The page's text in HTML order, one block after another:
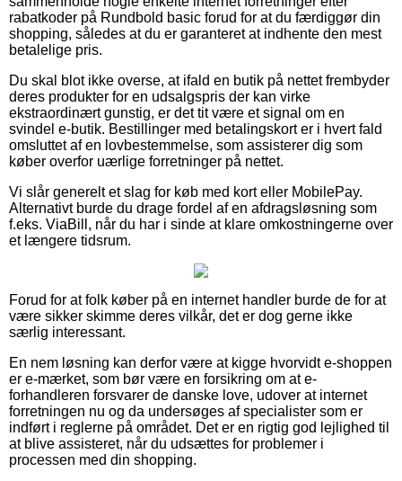
rabatkoder på Rundbold basic forud for at du færdiggør din
shopping, således at du er garanteret at indhente den mest
betalelige pris.
Du skal blot ikke overse, at ifald en butik på nettet frembyder
deres produkter for en udsalgspris der kan virke
ekstraordinært gunstig, er det tit være et signal om en
svindel e-butik. Bestillinger med betalingskort er i hvert fald
omsluttet af en lovbestemmelse, som assisterer dig som
køber overfor uærlige forretninger på nettet.
Vi slår generelt et slag for køb med kort eller MobilePay.
Alternativt burde du drage fordel af en afdragsløsning som
f.eks. ViaBill, når du har i sinde at klare omkostningerne over
et længere tidsrum.
Forud for at folk køber på en internet handler burde de for at
være sikker skimme deres vilkår, det er dog gerne ikke
særlig interessant.
En nem løsning kan derfor være at kigge hvorvidt e-shoppen
er e-mærket, som bør være en forsikring om at e-
forhandleren forsvarer de danske love, udover at internet
forretningen nu og da undersøges af specialister som er
indført i reglerne på området. Det er en rigtig god lejlighed til
at blive assisteret, når du udsættes for problemer i
processen med din shopping.